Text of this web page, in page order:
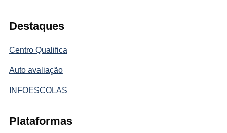
Destaques
Centro Qualifica
Auto avaliação
INFOESCOLAS
Plataformas